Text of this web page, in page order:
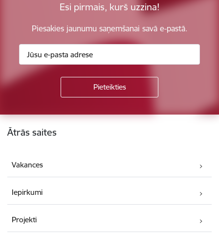
Esi pirmais, kurš uzzina!
Piesakies jaunumu saņemšanai savā e-pastā.
Kājene
Ātrās saites
Vakances
Iepirkumi
Projekti